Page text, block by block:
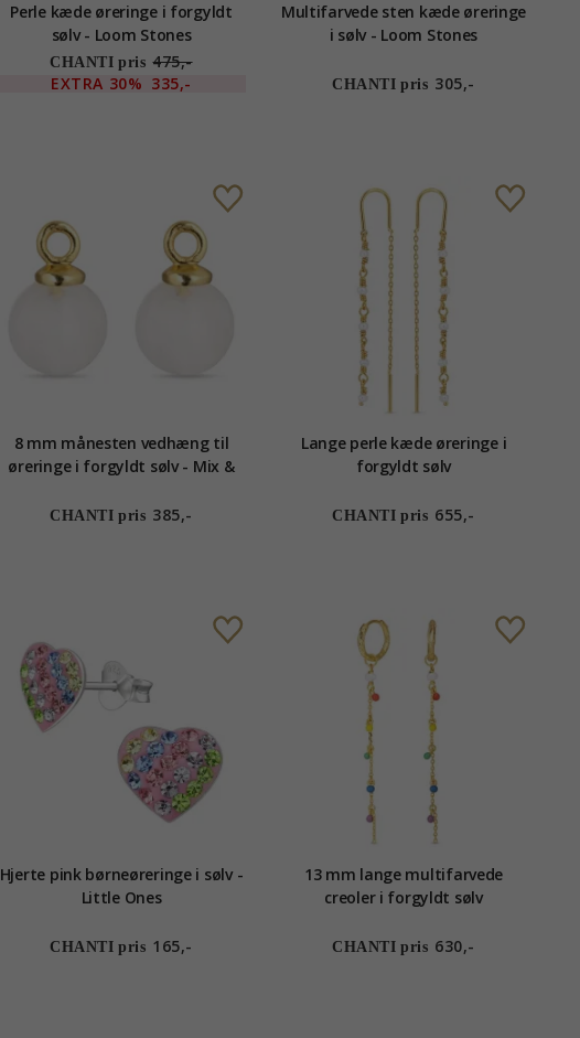
Perle kæde øreringe i forgyldt
sølv - Loom Stones
CHANTI pris 475,-
EXTRA 30% 335,-
Multifarvede sten kæde øreringe
i sølv - Loom Stones
CHANTI pris 305,-
8 mm månesten vedhæng til
øreringe i forgyldt sølv - Mix &
CHANTI pris 385,-
Lange perle kæde øreringe i
forgyldt sølv
CHANTI pris 655,-
Hjerte pink børneøreringe i sølv -
Little Ones
CHANTI pris 165,-
13 mm lange multifarvede
creoler i forgyldt sølv
CHANTI pris 630,-